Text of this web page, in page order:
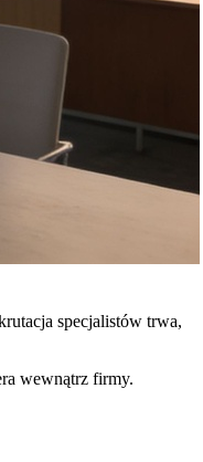
specjalistów trwa,
wewnątrz firmy.